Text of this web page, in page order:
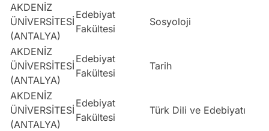
AKDENİZ
ÜNİVERSİTESİ
(ANTALYA)
Edebiyat
Fakültesi
Sosyoloji
AKDENİZ
ÜNİVERSİTESİ
(ANTALYA)
Edebiyat
Fakültesi
Tarih
AKDENİZ
ÜNİVERSİTESİ
(ANTALYA)
Edebiyat
Fakültesi
Türk Dili ve Edebiyatı